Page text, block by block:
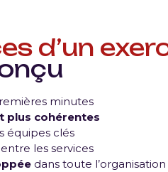
d’un
minutes
plus cohérentes
équipes clés
entre les services
dans toute l’organisation